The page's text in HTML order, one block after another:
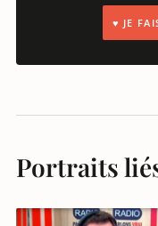
♥ JE
Portraits